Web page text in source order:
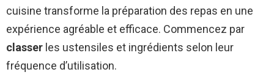
cuisine transforme la préparation des repas en une
expérience agréable et efficace. Commencez par
classer les ustensiles et ingrédients selon leur
fréquence d’utilisation.